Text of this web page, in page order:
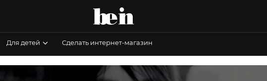
Для детей Сделать интернет-магазин